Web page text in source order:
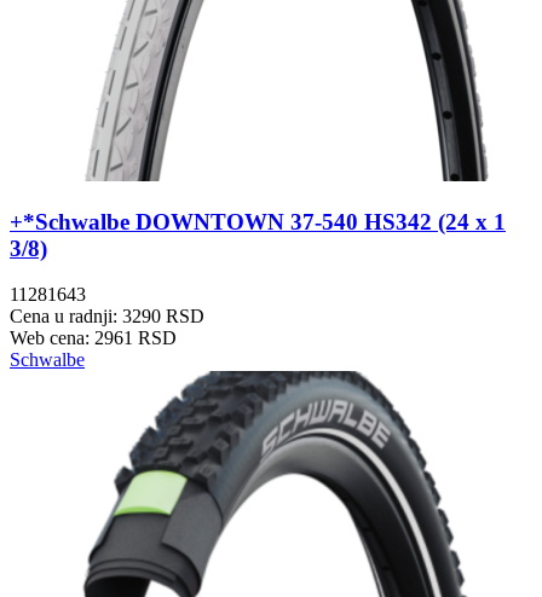
+*Schwalbe DOWNTOWN 37-540 HS342 (24 x 1
3/8)
11281643
Cena u radnji: 3290 RSD
Web cena: 2961 RSD
Schwalbe